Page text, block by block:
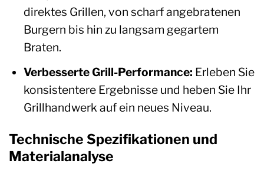
direktes Grillen, von scharf angebratenen
Burgern bis hin zu langsam gegartem
Braten.
Verbesserte Grill-Performance: Erleben Sie
konsistentere Ergebnisse und heben Sie Ihr
Grillhandwerk auf ein neues Niveau.
Technische Spezifikationen und
Materialanalyse